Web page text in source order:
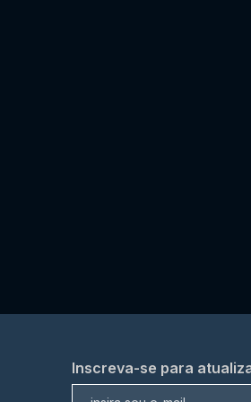
Inscreva-se para